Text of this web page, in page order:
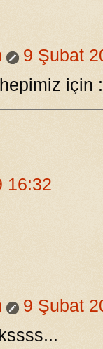
9 Şubat
için
16:32
9 Şubat